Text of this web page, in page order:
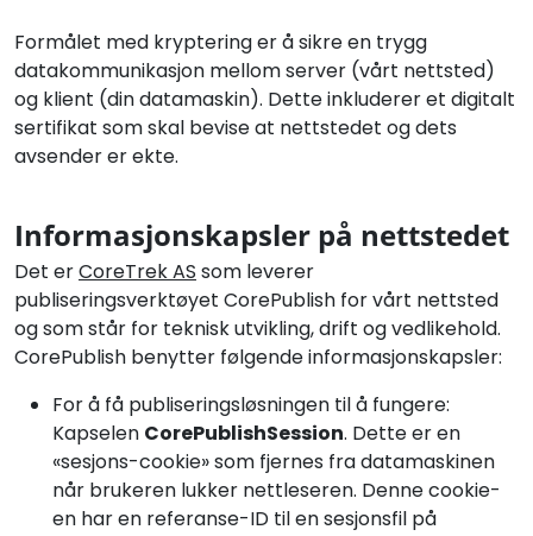
Formålet med kryptering er å sikre en trygg
datakommunikasjon mellom server (vårt nettsted)
og klient (din datamaskin). Dette inkluderer et digitalt
sertifikat som skal bevise at nettstedet og dets
avsender er ekte.
Informasjonskapsler på nettstedet
Det erCoreTrek AS som leverer
publiseringsverktøyet CorePublish for vårt nettsted
og som står for teknisk utvikling, drift og vedlikehold.
CorePublish benytter følgende informasjonskapsler:
For å få publiseringsløsningen til å fungere:
Kapselen CorePublishSession. Dette er en
«sesjons-cookie» som fjernes fra datamaskinen
når brukeren lukker nettleseren. Denne cookie-
en har en referanse-ID til en sesjonsfil på